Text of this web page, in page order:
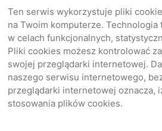
Ten serwis wykorzystuje pliki
na Twoim komputerze.
w celach funkcjonalnych,
Pliki cookies możesz kontrolować
swojej przeglądarki internetowej.
naszego serwisu internetowego,
przeglądarki internetowej oznacza,
stosowania plików cookies.